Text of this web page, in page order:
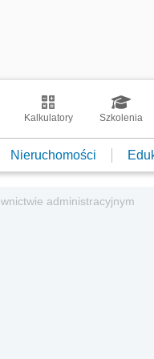
Kalkulatory Szkolenia
Nieruchomości
administracyjnym